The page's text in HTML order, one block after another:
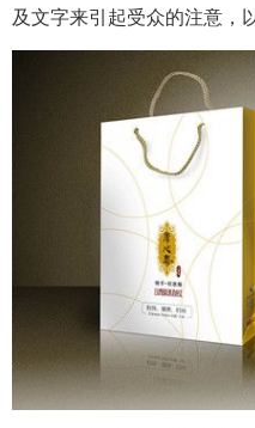
及文字来引起受众的注意，